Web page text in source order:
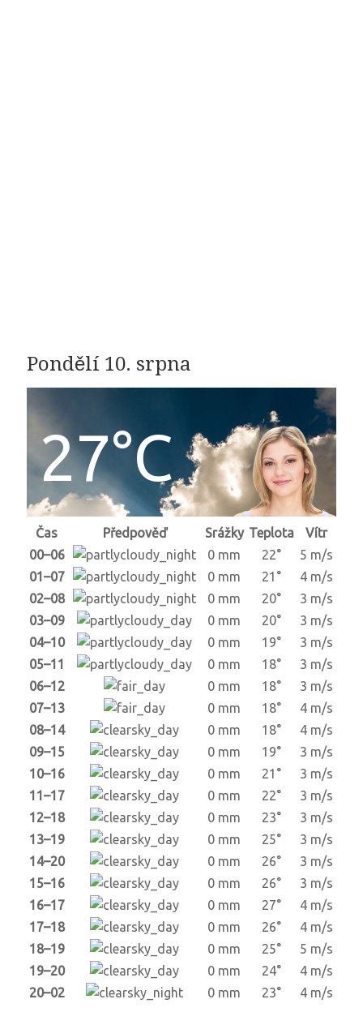
Pondělí 10. srpna
27°C
Čas Předpověď Srážky Teplota
Vítr
00–06
0 mm 22°
5 m/s
01–07
0 mm 21°
4 m/s
02–08
0 mm 20°
3 m/s
03–09
0 mm 20°
3 m/s
04–10
0 mm 19°
3 m/s
05–11
0 mm 18°
3 m/s
06–12
0 mm 18°
3 m/s
07–13
0 mm 18°
4 m/s
08–14
0 mm 18°
4 m/s
09–15
0 mm 19°
3 m/s
10–16
0 mm 21°
3 m/s
11–17
0 mm 22°
3 m/s
12–18
0 mm 23°
3 m/s
13–19
0 mm 25°
3 m/s
14–20
0 mm 26°
3 m/s
15–16
0 mm 26°
3 m/s
16–17
0 mm 27°
4 m/s
17–18
0 mm 26°
4 m/s
18–19
0 mm 25°
5 m/s
19–20
0 mm 24°
4 m/s
20–02
0 mm 23° 4 m/s